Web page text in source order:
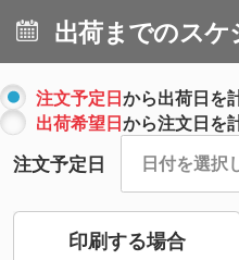
出荷までのスケ
注文予定日から出荷日を
出荷希望日から注文日を
注文予定日
印刷する場合